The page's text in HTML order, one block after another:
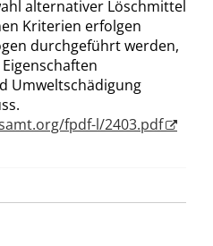
alternativer Löschmittel
Kriterien erfolgen
durchgeführt werden,
Umweltschädigung
fpdf-l/2403.pdf